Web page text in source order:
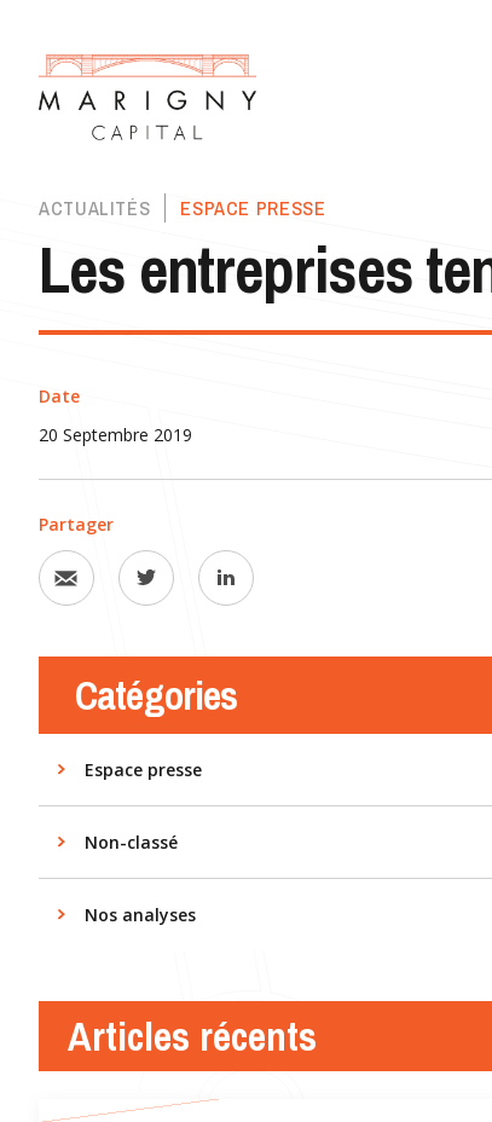
ACTUALITÉS ESPACE PRESSE
Les entreprises
Date
20 Septembre 2019
Partager
Catégories
Espace presse
Non-classé
Nos analyses
Articles récents